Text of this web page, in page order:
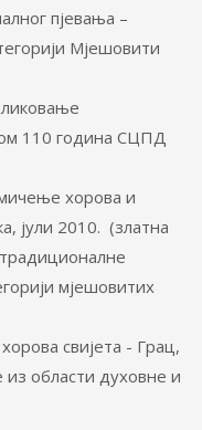
пјевања –
Мјешовити
110 година СЦПД
хорова и
јули 2010. (златна
мјешовитих
свијета - Грац,
из области духовне и